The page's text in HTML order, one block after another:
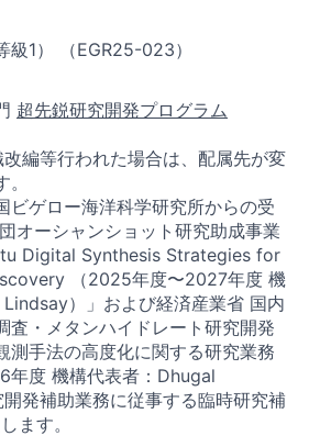
級1） （EGR25-023）
超先鋭研究開発プログラム
編等行われた場合は、配属先が変
ビゲロー海洋科学研究所からの受
オーシャンショット研究助成事業
Digital Synthesis Strategies for
（2025年度〜2027年度 機
）」および経済産業省 国内
査・メタンハイドレート研究開発
測手法の高度化に関する研究業務
年度 機構代表者：Dhugal
発補助業務に従事する臨時研究補
ます。